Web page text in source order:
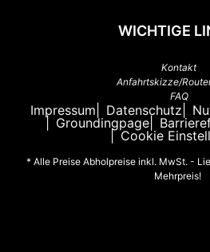
WICHTIGE
Kontakt
Anfahrtskizze/
FAQ
Impressum Datenschutz
Groundingpage
Cookie
* Alle Preise Abholpreise inkl. MwSt. -
Mehrpreis!